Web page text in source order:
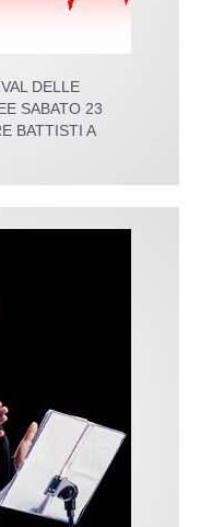
DELLE
SABATO 23
BATTISTI A